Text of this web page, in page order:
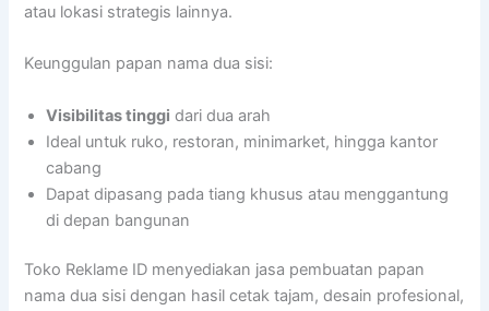
atau lokasi strategis lainnya.
Keunggulan papan nama dua sisi:
Visibilitas tinggi dari dua arah
Ideal untuk ruko, restoran, minimarket, hingga kantor
cabang
Dapat dipasang pada tiang khusus atau menggantung
di depan bangunan
Toko Reklame ID menyediakan jasa pembuatan papan
nama dua sisi dengan hasil cetak tajam, desain profesional,